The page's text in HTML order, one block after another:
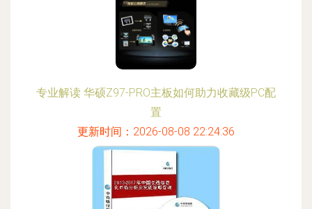
专业解读 华硕Z97-PRO主板如何助力收藏级PC配
置
更新时间：2026-08-08 22:24:36